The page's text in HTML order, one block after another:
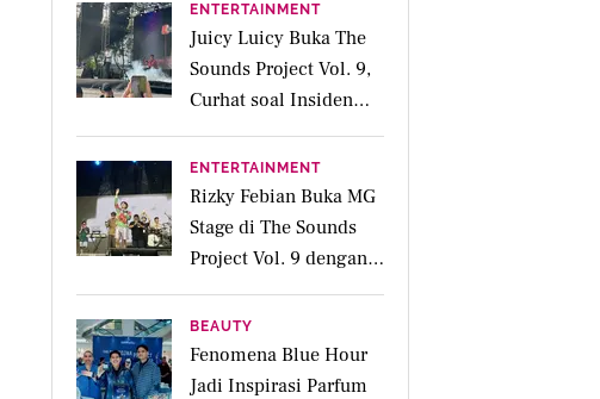
ENTERTAINMENT
Juicy Luicy Buka The
Sounds Project Vol. 9,
Curhat soal Insiden
Salah Kostum
ENTERTAINMENT
Rizky Febian Buka MG
Stage di The Sounds
Project Vol. 9 dengan
Deretan Hitsnya
BEAUTY
Fenomena Blue Hour
Jadi Inspirasi Parfum